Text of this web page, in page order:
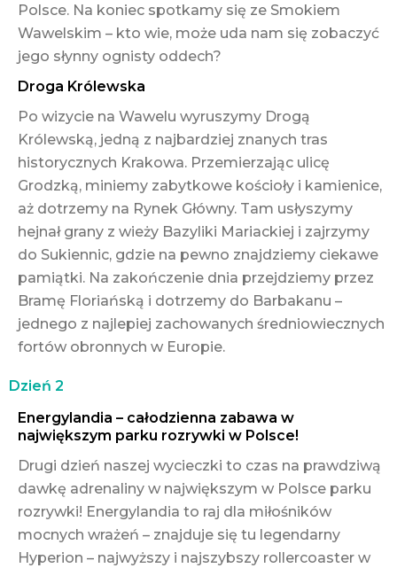
Polsce. Na koniec spotkamy się ze Smokiem
Wawelskim – kto wie, może uda nam się zobaczyć
jego słynny ognisty oddech?
Droga Królewska
Po wizycie na Wawelu wyruszymy Drogą
Królewską, jedną z najbardziej znanych tras
historycznych Krakowa. Przemierzając ulicę
Grodzką, miniemy zabytkowe kościoły i kamienice,
aż dotrzemy na Rynek Główny. Tam usłyszymy
hejnał grany z wieży Bazyliki Mariackiej i zajrzymy
do Sukiennic, gdzie na pewno znajdziemy ciekawe
pamiątki. Na zakończenie dnia przejdziemy przez
Bramę Floriańską i dotrzemy do Barbakanu –
jednego z najlepiej zachowanych średniowiecznych
fortów obronnych w Europie.
Dzień 2
Energylandia – całodzienna zabawa w
największym parku rozrywki w Polsce!
Drugi dzień naszej wycieczki to czas na prawdziwą
dawkę adrenaliny w największym w Polsce parku
rozrywki! Energylandia to raj dla miłośników
mocnych wrażeń – znajduje się tu legendarny
Hyperion – najwyższy i najszybszy rollercoaster w